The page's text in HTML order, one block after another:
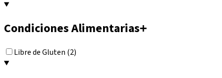
Condiciones Alimentarias+
Libre de Gluten (2)